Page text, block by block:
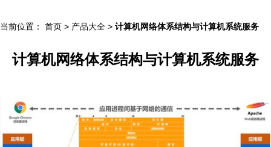
当前位置： 首页 > 产品大全 > 计算机网络体系结构与计算机系统服务
计算机网络体系结构与计算机系统服务